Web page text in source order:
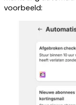
voorbeeld: